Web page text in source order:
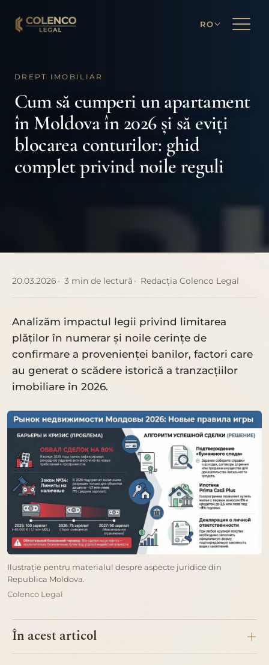
RO
DREPT IMOBILIAR
Cum să cumperi un apartament
în Moldova în 2026 și să eviți
blocarea conturilor: ghid
complet privind noile reguli
20.03.2026 3 min de lectură Redacția Colenco Legal
Analizăm impactul legii privind limitarea
plăților în numerar și noile cerințe de
confirmare a provenienței banilor, factori care
au generat o scădere istorică a tranzacțiilor
imobiliare în 2026.
Ilustrație pentru materialul despre aspecte juridice din
Republica Moldova.
Colenco Legal
În acest articol